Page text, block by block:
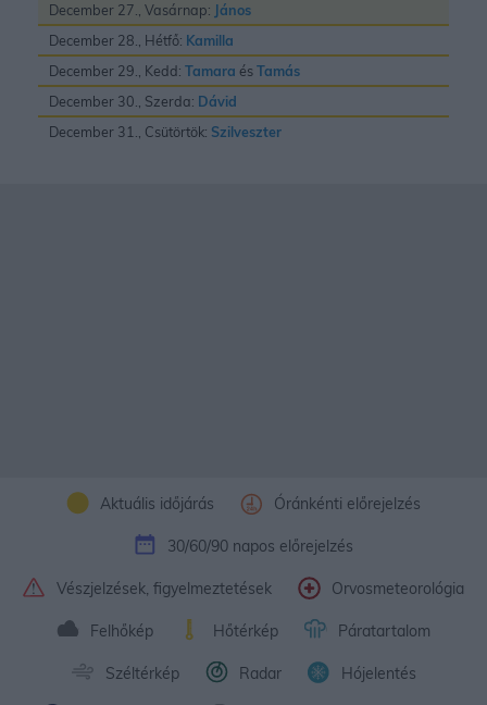
December 27., Vasárnap: János
December 28., Hétfő: Kamilla
December 29., Kedd: Tamara ésTamás
December 30., Szerda: Dávid
December 31., Csütörtök: Szilveszter
Aktuális időjárás Óránkénti előrejelzés
30/60/90 napos előrejelzés
Vészjelzések, figyelmeztetések Orvosmeteorológia
Felhőkép Hőtérkép Páratartalom
Széltérkép Radar Hójelentés